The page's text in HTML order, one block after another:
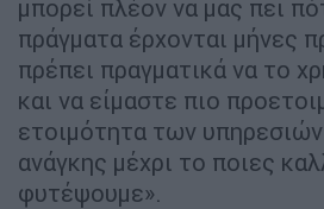
μπορεί πλέον να μας πει
πράγματα έρχονται μήνες
πρέπει πραγματικά να το
και να είμαστε πιο
ετοιμότητα των
ανάγκης μέχρι το ποιες
φυτέψουμε».